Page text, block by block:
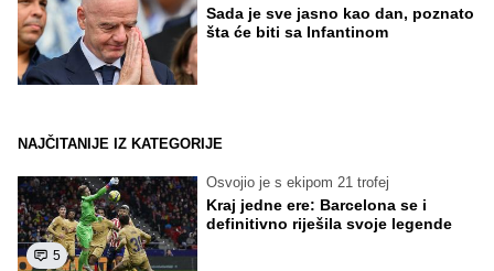
Sada je sve jasno kao dan, poznato
šta će biti sa Infantinom
NAJČITANIJE IZ KATEGORIJE
5
Osvojio je s ekipom 21 trofej
Kraj jedne ere: Barcelona se i
definitivno riješila svoje legende